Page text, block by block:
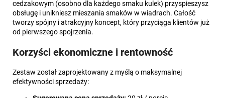
cedzakowym (osobno dla każdego smaku kulek) przyspieszysz
obsługę i unikniesz mieszania smaków w wiadrach. Całość
tworzy spójny i atrakcyjny koncept, który przyciąga klientów już
od pierwszego spojrzenia.
Korzyści ekonomiczne i rentowność
Zestaw został zaprojektowany z myślą o maksymalnej
efektywności sprzedaży: